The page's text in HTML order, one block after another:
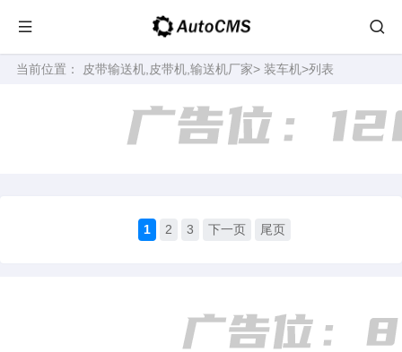
当前位置： 皮带输送机,皮带机,输送机厂家> 装车机>列表
1 2 3 下一页 尾页